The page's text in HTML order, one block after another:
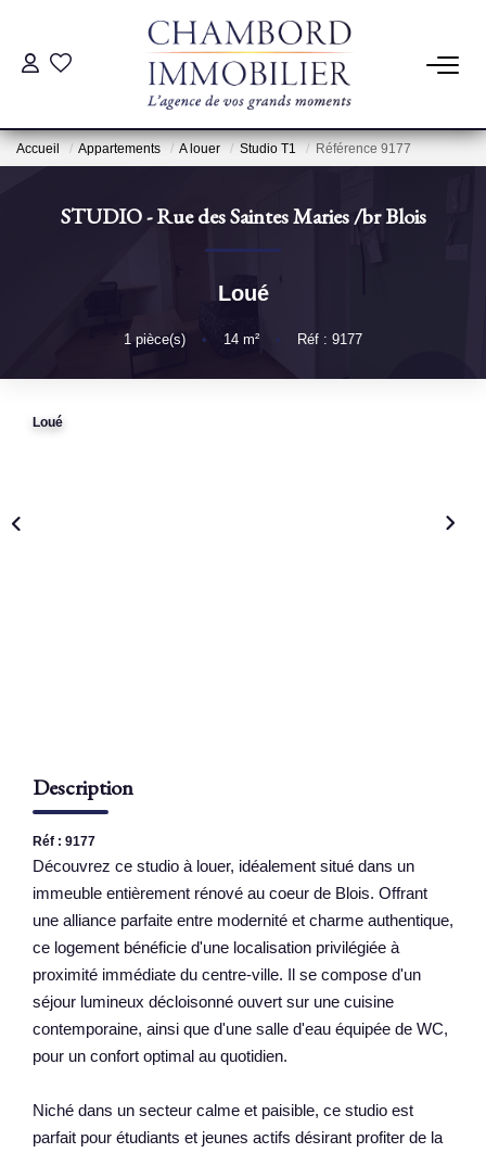
ACHAT
Pré-Estimation
Accueil Appartements A louer Studio T1 Référence 9177
STUDIO - Rue des Saintes Maries/brBlois
Loué
1 pièce(s) • 14 m² • Réf : 9177
Loué
Description
Réf : 9177
Découvrez ce studio à louer, idéalement situé dans un
immeuble entièrement rénové au coeur de Blois. Offrant
une alliance parfaite entre modernité et charme authentique,
ce logement bénéficie d'une localisation privilégiée à
proximité immédiate du centre-ville. Il se compose d'un
séjour lumineux décloisonné ouvert sur une cuisine
contemporaine, ainsi que d'une salle d'eau équipée de WC,
pour un confort optimal au quotidien.
Niché dans un secteur calme et paisible, ce studio est
parfait pour étudiants et jeunes actifs désirant profiter de la